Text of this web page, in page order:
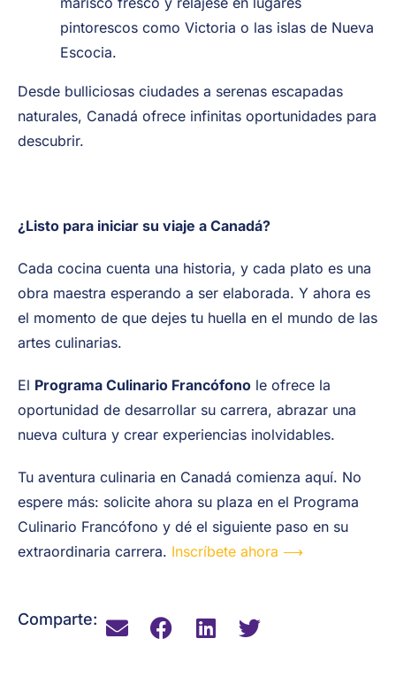
pintorescos como Victoria o las islas de Nueva
Escocia.
Desde bulliciosas ciudades a serenas escapadas
naturales, Canadá ofrece infinitas oportunidades para
descubrir.
¿Listo para iniciar su viaje a Canadá?
Cada cocina cuenta una historia, y cada plato es una
obra maestra esperando a ser elaborada. Y ahora es
el momento de que dejes tu huella en el mundo de las
artes culinarias.
El Programa Culinario Francófono le ofrece la
oportunidad de desarrollar su carrera, abrazar una
nueva cultura y crear experiencias inolvidables.
Tu aventura culinaria en Canadá comienza aquí. No
espere más: solicite ahora su plaza en el Programa
Culinario Francófono y dé el siguiente paso en su
extraordinaria carrera. Inscríbete ahora ⟶
Comparte: